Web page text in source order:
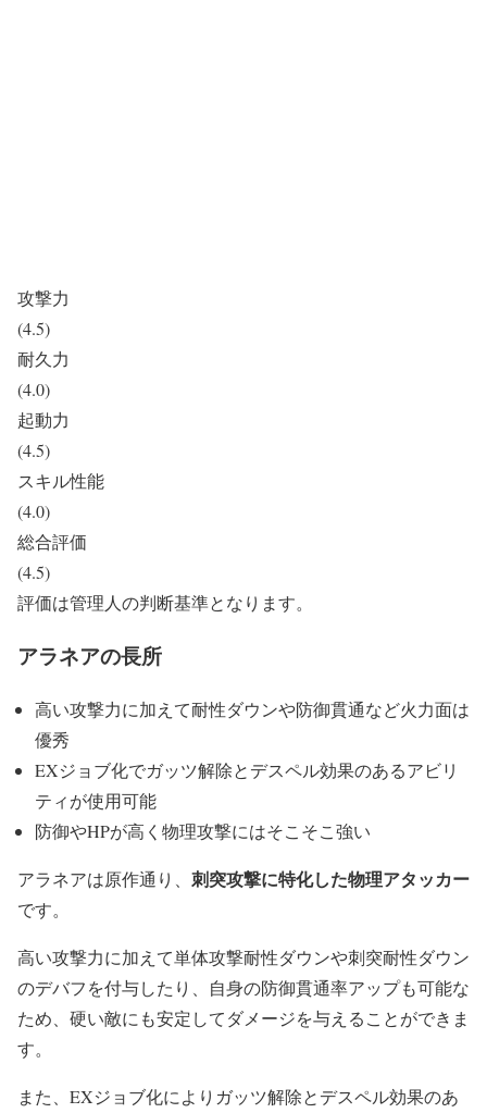
攻撃力
(4.5)
耐久力
(4.0)
起動力
(4.5)
スキル性能
(4.0)
総合評価
(4.5)
評価は管理人の判断基準となります。
アラネアの長所
高い攻撃力に加えて耐性ダウンや防御貫通など火力面は
優秀
EXジョブ化でガッツ解除とデスペル効果のあるアビリ
ティが使用可能
防御やHPが高く物理攻撃にはそこそこ強い
アラネアは原作通り、 刺突攻撃に特化した物理アタッカー
です。
高い攻撃力に加えて単体攻撃耐性ダウンや刺突耐性ダウン
のデバフを付与したり、自身の防御貫通率アップも可能な
ため、硬い敵にも安定してダメージを与えることができま
す。
また、EXジョブ化によりガッツ解除とデスペル効果のあ